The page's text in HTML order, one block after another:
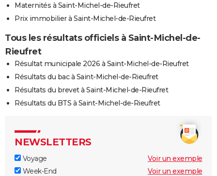
Maternités à Saint-Michel-de-Rieufret
Prix immobilier à Saint-Michel-de-Rieufret
Tous les résultats officiels à Saint-Michel-de-
Rieufret
Résultat municipale 2026 à Saint-Michel-de-Rieufret
Résultats du bac à Saint-Michel-de-Rieufret
Résultats du brevet à Saint-Michel-de-Rieufret
Résultats du BTS à Saint-Michel-de-Rieufret
NEWSLETTERS
Voyage
Voir un exemple
Week-End
Voir un exemple